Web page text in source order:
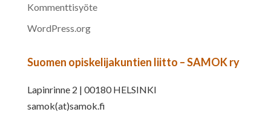
Kommenttisyöte
WordPress.org
Suomen opiskelijakuntien liitto – SAMOK ry
Lapinrinne 2 | 00180 HELSINKI
samok(at)samok.fi